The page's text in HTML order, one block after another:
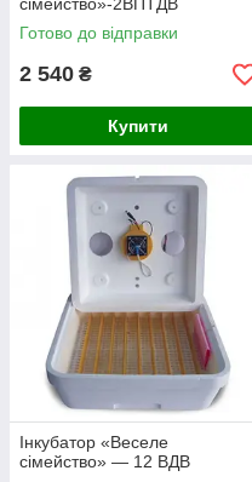
Готово до відправки
2 540 ₴
Купити
Інкубатор «Веселе
сімейство» — 12 ВДВ